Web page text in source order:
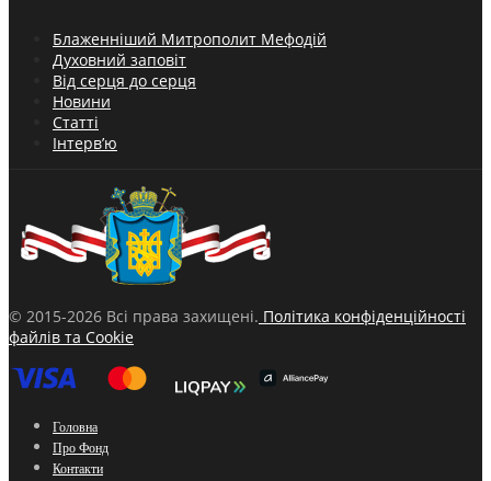
Блаженніший Митрополит Мефодій
Духовний заповіт
Від серця до серця
Новини
Статті
Інтерв’ю
© 2015-2026 Всі права захищені. Політика конфіденційності
файлів та Cookie
Головна
Про Фонд
Контакти